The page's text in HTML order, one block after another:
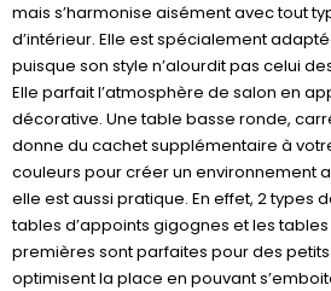
mais s’harmonise aisément avec tout
d’intérieur. Elle est spécialement
puisque son style n’alourdit pas celui
Elle parfait l’atmosphère de salon en
décorative. Une table basse ronde,
donne du cachet supplémentaire à
couleurs pour créer un environnement
elle est aussi pratique. En effet, 2 types
tables d’appoints gigognes et les tables
premières sont parfaites pour des
optimisent la place en pouvant